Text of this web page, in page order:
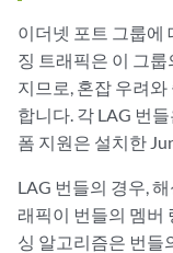
이더넷 포트 그룹에
징 트래픽은 이 그
지므로, 혼잡 우려
합니다. 각 LAG 번
폼 지원은 설치한
LAG 번들의 경우,
래픽이 번들의 멤버
싱 알고리즘은 번들